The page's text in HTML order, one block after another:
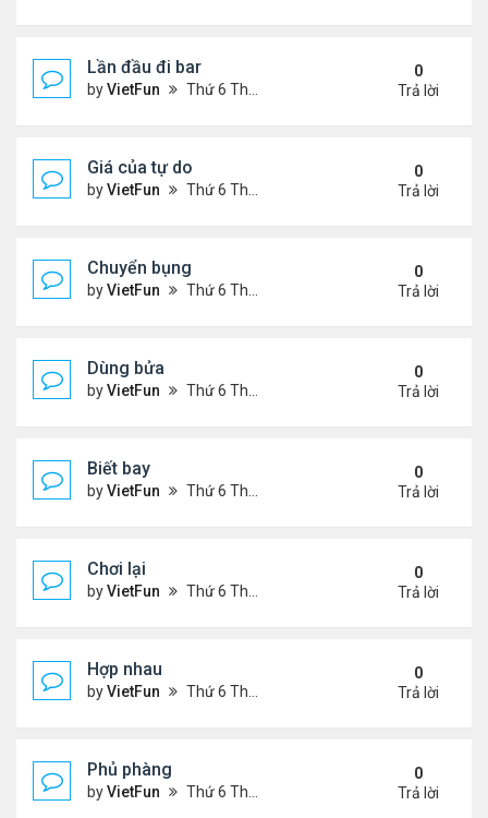
Lần đầu đi bar
byVietFun Thứ 6 Tháng 11 05, 2021 2:40 pm
0
Trả lời
Giá của tự do
byVietFun Thứ 6 Tháng 11 05, 2021 1:38 pm
0
Trả lời
Chuyển bụng
byVietFun Thứ 6 Tháng 11 05, 2021 1:36 pm
0
Trả lời
Dùng bửa
byVietFun Thứ 6 Tháng 11 05, 2021 1:28 pm
0
Trả lời
Biết bay
byVietFun Thứ 6 Tháng 11 05, 2021 1:26 pm
0
Trả lời
Chơi lại
byVietFun Thứ 6 Tháng 11 05, 2021 1:11 pm
0
Trả lời
Hợp nhau
byVietFun Thứ 6 Tháng 11 05, 2021 1:10 pm
0
Trả lời
Phủ phàng
byVietFun Thứ 6 Tháng 11 05, 2021 12:53 pm
0
Trả lời